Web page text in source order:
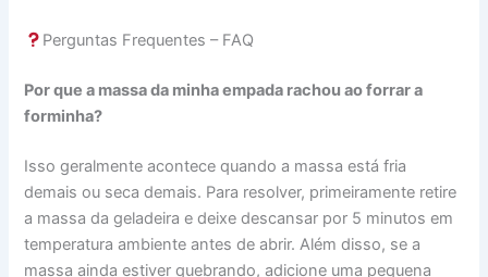
Perguntas Frequentes – FAQ
Por que a massa da minha empada rachou ao forrar a
forminha?
Isso geralmente acontece quando a massa está fria
demais ou seca demais. Para resolver, primeiramente retire
a massa da geladeira e deixe descansar por 5 minutos em
temperatura ambiente antes de abrir. Além disso, se a
massa ainda estiver quebrando, adicione uma pequena